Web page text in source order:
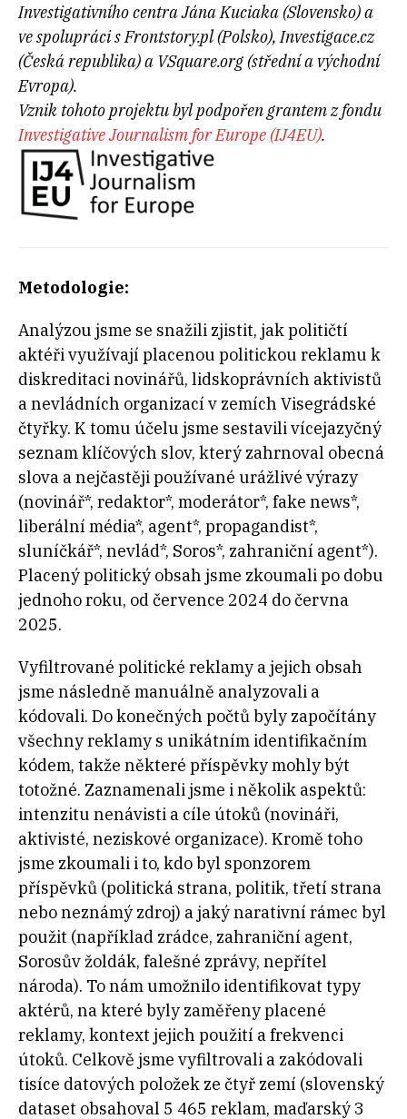
Investigativního centra Jána Kuciaka (Slovensko) a
ve spolupráci s Frontstory.pl (Polsko), Investigace.cz
(Česká republika) a VSquare.org (střední a východní
Evropa).
Vznik tohoto projektu byl podpořen grantem z fondu
Investigative Journalism for Europe (IJ4EU).
Metodologie:
Analýzou jsme se snažili zjistit, jak političtí
aktéři využívají placenou politickou reklamu k
diskreditaci novinářů, lidskoprávních aktivistů
a nevládních organizací v zemích Visegrádské
čtyřky. K tomu účelu jsme sestavili vícejazyčný
seznam klíčových slov, který zahrnoval obecná
slova a nejčastěji používané urážlivé výrazy
(novinář*, redaktor*, moderátor*, fake news*,
liberální média*, agent*, propagandist*,
sluníčkář*, nevlád*, Soros*, zahraniční agent*).
Placený politický obsah jsme zkoumali po dobu
jednoho roku, od července 2024 do června
2025.
Vyfiltrované politické reklamy a jejich obsah
jsme následně manuálně analyzovali a
kódovali. Do konečných počtů byly započítány
všechny reklamy s unikátním identifikačním
kódem, takže některé příspěvky mohly být
totožné. Zaznamenali jsme i několik aspektů:
intenzitu nenávisti a cíle útoků (novináři,
aktivisté, neziskové organizace). Kromě toho
jsme zkoumali i to, kdo byl sponzorem
příspěvků (politická strana, politik, třetí strana
nebo neznámý zdroj) a jaký narativní rámec byl
použit (například zrádce, zahraniční agent,
Sorosův žoldák, falešné zprávy, nepřítel
národa). To nám umožnilo identifikovat typy
aktérů, na které byly zaměřeny placené
reklamy, kontext jejich použití a frekvenci
útoků. Celkově jsme vyfiltrovali a zakódovali
tisíce datových položek ze čtyř zemí (slovenský
dataset obsahoval 5 465 reklam, maďarský 3